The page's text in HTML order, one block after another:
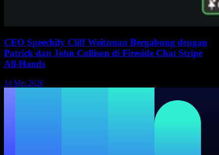
CEO Speechify Cliff Weitzman Bergabung dengan
Patrick dan John Collison di Fireside Chat Stripe
All-Hands
14 Mei 2026